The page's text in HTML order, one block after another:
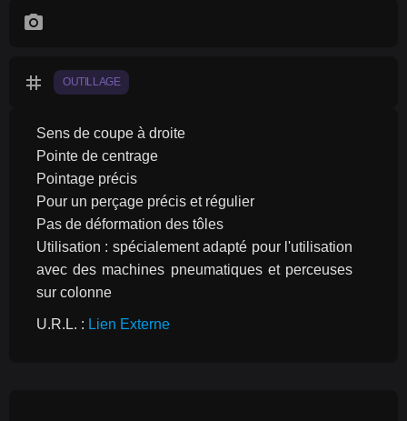
photo_camera
tag OUTILLAGE
Sens de coupe à droite
Pointe de centrage
Pointage précis
Pour un perçage précis et régulier
Pas de déformation des tôles
Utilisation : spécialement adapté pour l'utilisation
avec des machines pneumatiques et perceuses
sur colonne
U.R.L. : Lien Externe